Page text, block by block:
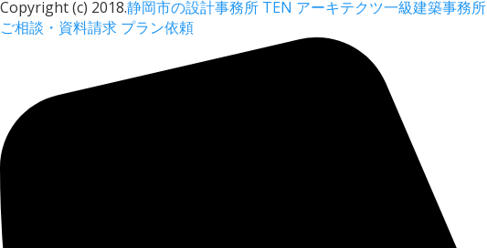
Copyright (c) 2018.静岡市の設計事務所 TEN アーキテクツ一級建築事務所
ご相談・資料請求 プラン依頼